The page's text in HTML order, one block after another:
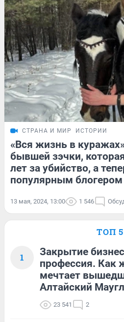
СТРАНА И МИР ИСТОРИИ
«Вся жизнь в
бывшей зэчки,
лет за убийство, а
популярным блогером
13 мая, 2024, 13:00 1 546
ТОП 5
1
Закрытие
профессия. Как
мечтает
Алтайский
23 541 2